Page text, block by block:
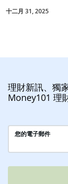
十二月 31, 2025
理財新訊、獨
Money101 理